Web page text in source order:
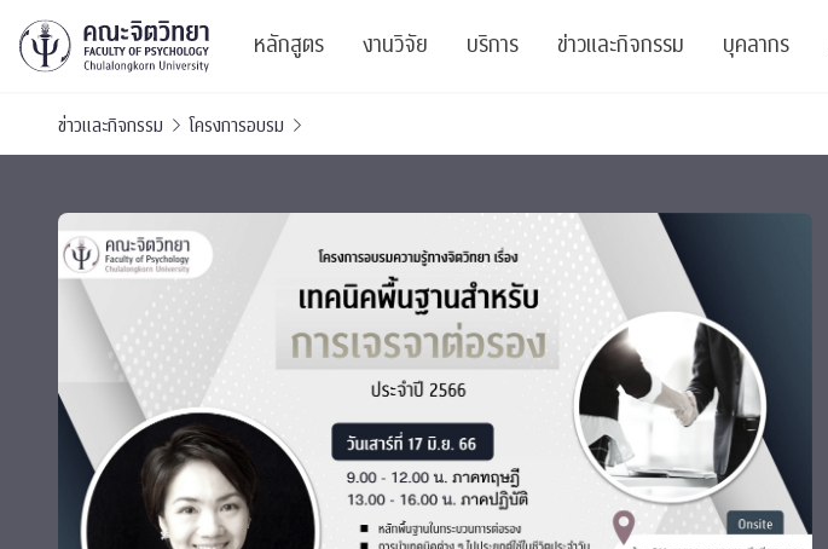
หลักสูตร
ปริญญาบัณฑิต
หลักสูตรปริญญาตรี
บัณฑิตศึกษา
หลักสูตรปริญญาโทและ
ปริญญาเอก
นิสิตปัจจุบัน
งานวิจัย
ทรัพยากรและสิ่งสนับสนุน
ผลงานตีพิมพ์
งานประชุมวิชาการ
งานประชุมวิชาการระดับนานาชาติ
TICP 2023
SSBW Activities
บริการ
บริการวิชาการ
PSY Stats Clinic
ศูนย์สุขภาวะทางจิต
ศูนย์จิตวิทยาเพื่อประสิทธิภาพองค์กร
CU Radio
ข่าวและกิจกรรม
ข่าวประชาสัมพันธ์
เสวนาและบรรยายพิเศษ
โครงการอบรม
ตำแหน่งงาน
บุคลากร
ข่าวและกิจกรรม โครงการอบรม